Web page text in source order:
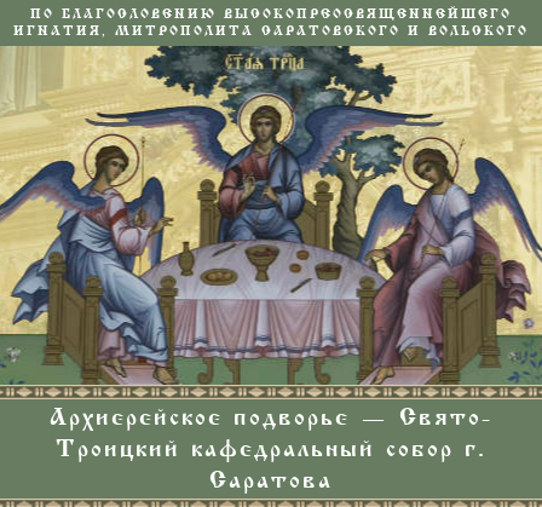
ПО БЛАГОСЛОВЕНИЮ ВЫСОКОПРЕОСВЯЩЕННЕЙШЕГО
ИГНАТИЯ, МИТРОПОЛИТА САРАТОВСКОГО И ВОЛЬСКОГО
Архиерейское подворье — Свято-
Троицкий кафедральный собор г.
Саратова